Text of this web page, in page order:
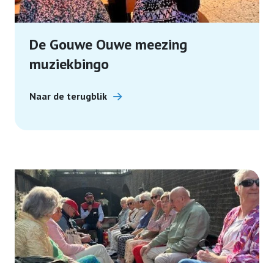
De Gouwe Ouwe meezing
muziekbingo
Naar de terugblik